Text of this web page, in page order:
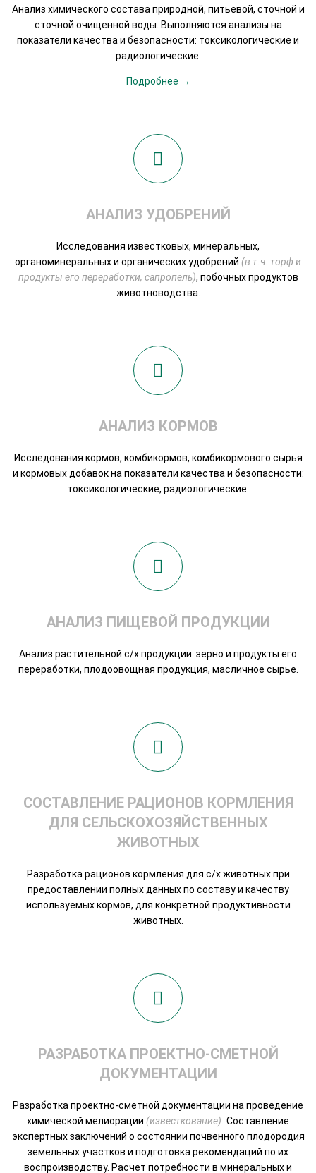
Анализ химического состава природной, питьевой, сточной и
сточной очищенной воды. Выполняются анализы на
показатели качества и безопасности: токсикологические и
радиологические.
Подробнее →
АНАЛИЗ УДОБРЕНИЙ
Исследования известковых, минеральных,
органоминеральных и органических удобрений (в т.ч. торф и
продукты его переработки, сапропель), побочных продуктов
животноводства.
АНАЛИЗ КОРМОВ
Исследования кормов, комбикормов, комбикормового сырья
и кормовых добавок на показатели качества и безопасности:
токсикологические, радиологические.
АНАЛИЗ ПИЩЕВОЙ ПРОДУКЦИИ
Анализ растительной с/х продукции: зерно и продукты его
переработки, плодоовощная продукция, масличное сырье.
СОСТАВЛЕНИЕ РАЦИОНОВ КОРМЛЕНИЯ
ДЛЯ СЕЛЬСКОХОЗЯЙСТВЕННЫХ
ЖИВОТНЫХ
Разработка рационов кормления для с/х животных при
предоставлении полных данных по составу и качеству
используемых кормов, для конкретной продуктивности
животных.
РАЗРАБОТКА ПРОЕКТНО-СМЕТНОЙ
ДОКУМЕНТАЦИИ
Разработка проектно-сметной документации на проведение
химической мелиорации (известкование). Составление
экспертных заключений о состоянии почвенного плодородия
земельных участков и подготовка рекомендаций по их
воспроизводству. Расчет потребности в минеральных и